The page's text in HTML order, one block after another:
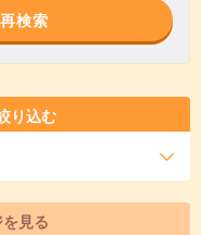
検索
り込む
見る